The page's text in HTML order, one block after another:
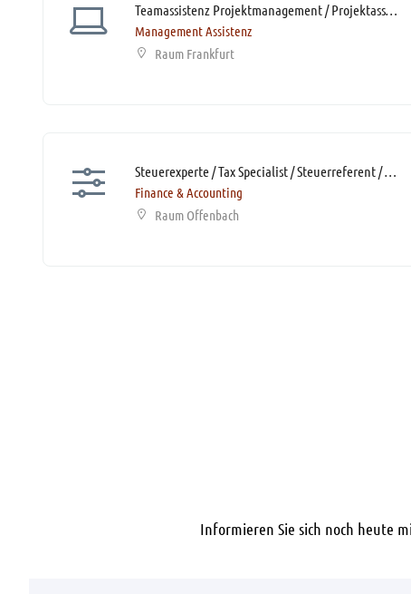
Teamassistenz Projektmanagement / Projektassistenz (m/w/d)* mit 60% Homeoffice
Management Assistenz
Raum Frankfurt
Steuerexperte / Tax Specialist / Steuerreferent / Steuerfachangestellte (m/w/d)* mit Homeoffice-Option
Finance & Accounting
Raum Offenbach
Informieren Sie sich noch heute